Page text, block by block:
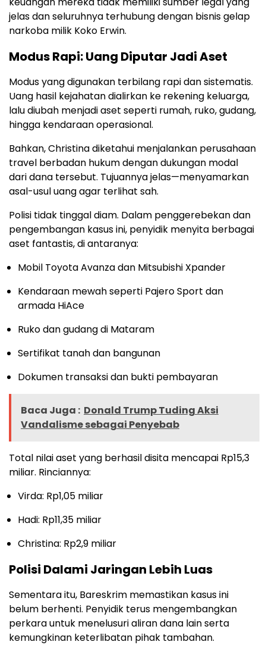
jelas dan seluruhnya terhubung dengan bisnis gelap
narkoba milik Koko Erwin.
Modus Rapi: Uang Diputar Jadi Aset
Modus yang digunakan terbilang rapi dan sistematis.
Uang hasil kejahatan dialirkan ke rekening keluarga,
lalu diubah menjadi aset seperti rumah, ruko, gudang,
hingga kendaraan operasional.
Bahkan, Christina diketahui menjalankan perusahaan
travel berbadan hukum dengan dukungan modal
dari dana tersebut. Tujuannya jelas—menyamarkan
asal-usul uang agar terlihat sah.
Polisi tidak tinggal diam. Dalam penggerebekan dan
pengembangan kasus ini, penyidik menyita berbagai
aset fantastis, di antaranya:
Mobil Toyota Avanza dan Mitsubishi Xpander
Kendaraan mewah seperti Pajero Sport dan
armada HiAce
Ruko dan gudang di Mataram
Sertifikat tanah dan bangunan
Dokumen transaksi dan bukti pembayaran
Baca Juga : Donald Trump Tuding Aksi
Vandalisme sebagai Penyebab
Total nilai aset yang berhasil disita mencapai Rp15,3
miliar. Rinciannya:
Virda: Rp1,05 miliar
Hadi: Rp11,35 miliar
Christina: Rp2,9 miliar
Polisi Dalami Jaringan Lebih Luas
Sementara itu, Bareskrim memastikan kasus ini
belum berhenti. Penyidik terus mengembangkan
perkara untuk menelusuri aliran dana lain serta
kemungkinan keterlibatan pihak tambahan.